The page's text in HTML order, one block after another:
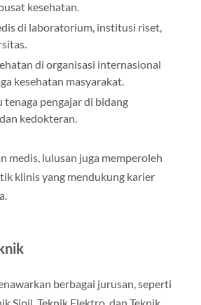
kesehatan.
di laboratorium, institusi riset,
di organisasi internasional
kesehatan masyarakat.
tenaga pengajar di bidang
kedokteran.
medis, lulusan juga memperoleh
klinis yang mendukung karier
berbagai jurusan, seperti
Sipil, Teknik Elektro, dan Teknik